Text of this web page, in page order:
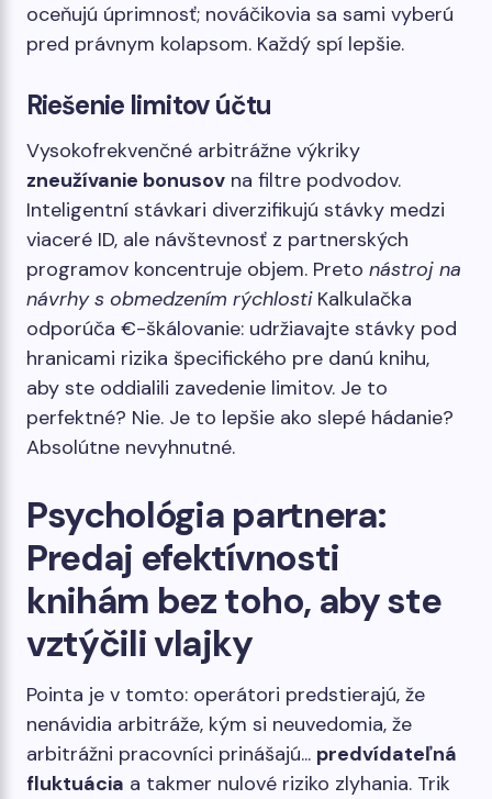
oceňujú úprimnosť; nováčikovia sa sami vyberú
pred právnym kolapsom. Každý spí lepšie.
Riešenie limitov účtu
Vysokofrekvenčné arbitrážne výkriky
zneužívanie bonusov na filtre podvodov.
Inteligentní stávkari diverzifikujú stávky medzi
viaceré ID, ale návštevnosť z partnerských
programov koncentruje objem. Preto nástroj na
návrhy s obmedzením rýchlostiKalkulačka
odporúča €-škálovanie: udržiavajte stávky pod
hranicami rizika špecifického pre danú knihu,
aby ste oddialili zavedenie limitov. Je to
perfektné? Nie. Je to lepšie ako slepé hádanie?
Absolútne nevyhnutné.
Psychológia partnera:
Predaj efektívnosti
knihám bez toho, aby ste
vztýčili vlajky
Pointa je v tomto: operátori predstierajú, že
nenávidia arbitráže, kým si neuvedomia, že
arbitrážni pracovníci prinášajú... predvídateľná
fluktuácia a takmer nulové riziko zlyhania. Trik